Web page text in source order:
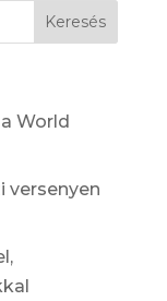
World
versenyen